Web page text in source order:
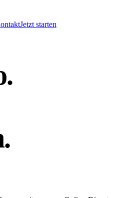
Jetzt starten